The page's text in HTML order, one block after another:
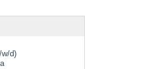
w/d)